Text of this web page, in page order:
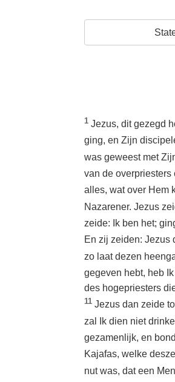
1 Jezus, dit gezegd
ging, en Zijn
was geweest met
van de overpriesters
alles, wat over Hem
Nazarener. Jezus
zeide: Ik ben het;
En zij zeiden: Jezus
zo laat dezen
gegeven hebt, heb
des hogepriesters
11 Jezus dan zeide
zal Ik dien niet
gezamenlijk, en
Kajafas, welke
nut was, dat een